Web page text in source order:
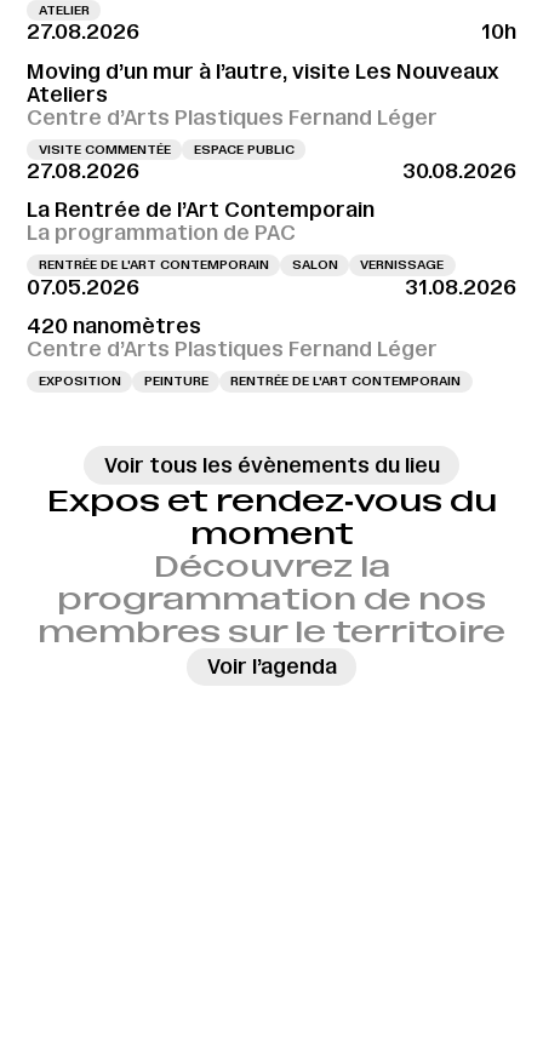
ATELIER
27.08.2026
10h
Moving d’un mur à l’autre, visite Les Nouveaux
Ateliers
Centre d’Arts Plastiques Fernand Léger
VISITE COMMENTÉE ESPACE PUBLIC
27.08.2026
30.08.2026
La Rentrée de l’Art Contemporain
La programmation de PAC
RENTRÉE DE L'ART CONTEMPORAIN SALON VERNISSAGE
07.05.2026
31.08.2026
420 nanomètres
Centre d’Arts Plastiques Fernand Léger
EXPOSITION PEINTURE RENTRÉE DE L'ART CONTEMPORAIN
Voir tous les évènements du lieu
Expos et rendez‑vous du
moment
Découvrez la
programmation de nos
membres sur le territoire
Voir l’agenda